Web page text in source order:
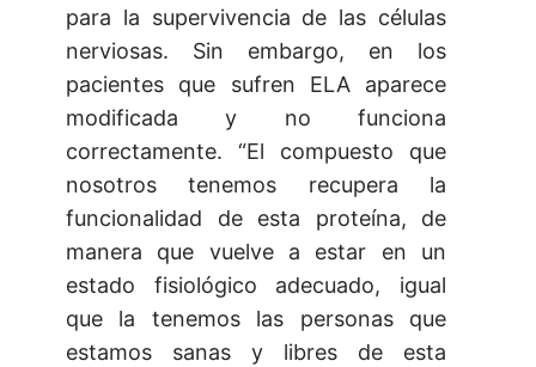
para la supervivencia de las células
nerviosas. Sin embargo, en los
pacientes que sufren ELA aparece
modificada y no funciona
correctamente. “El compuesto que
nosotros tenemos recupera la
funcionalidad de esta proteína, de
manera que vuelve a estar en un
estado fisiológico adecuado, igual
que la tenemos las personas que
estamos sanas y libres de esta